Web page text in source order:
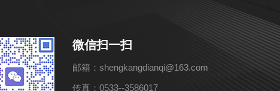
微信扫一扫
邮箱：shengkangdianqi@163.com
传真：0533--3586017